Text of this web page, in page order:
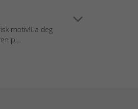
motiv!La deg
p...